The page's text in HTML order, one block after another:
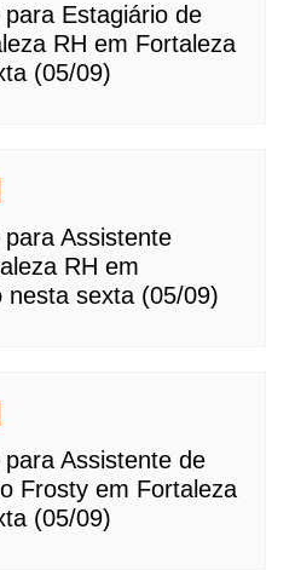
Estagiário de
RH em Fortaleza
(05/09)
Assistente
RH em
nesta sexta (05/09)
Assistente de
Frosty em Fortaleza
(05/09)